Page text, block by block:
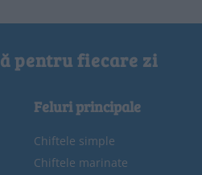
pentru fiecare zi
Feluri principale
Chiftele simple
Chiftele marinate